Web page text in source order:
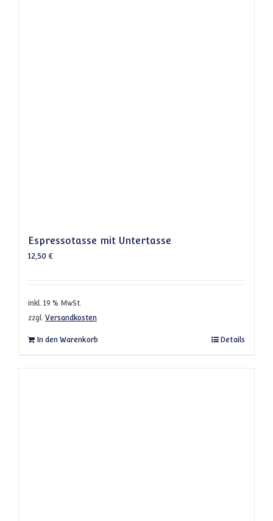
Espressotasse mit Untertasse
12,50 €
inkl. 19 % MwSt.
zzgl. Versandkosten
In den Warenkorb Details